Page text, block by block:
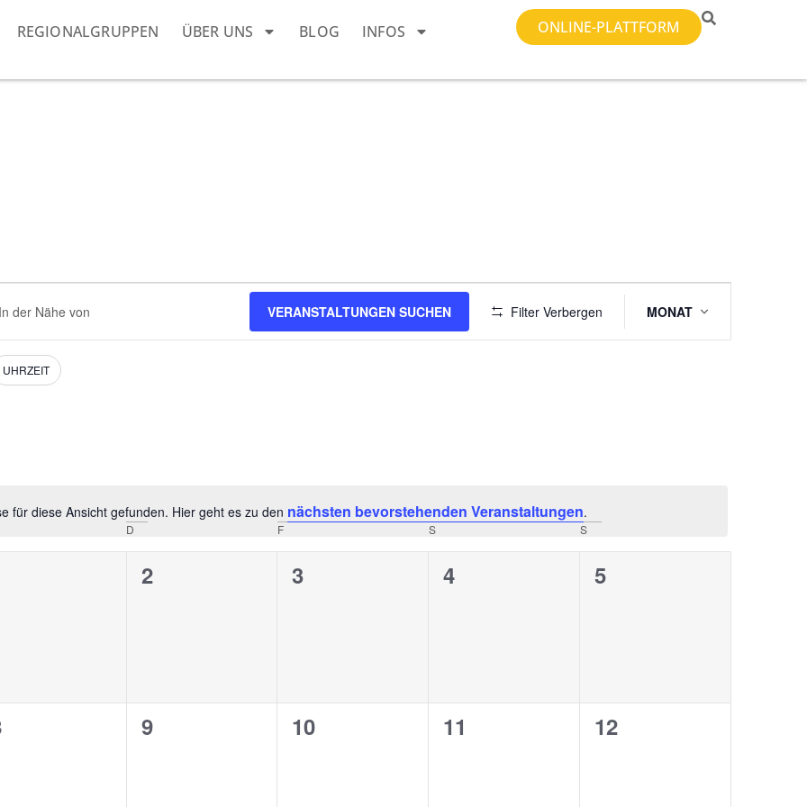
REGIONALGRUPPEN ÜBER UNS BLOG INFOS ONLINE-PLATTFORM
Hinweis
für diese Ansicht gefunden. Hier geht es zu den nächsten bevorstehenden Veranstaltungen.
VERANSTALTUNGEN SUCHEN Filter Verbergen
Ansichten-
MONAT
UHRZEIT
D F S S
0
2
0
3
0
4
0
5
0
9
0
10
0
11
0
12